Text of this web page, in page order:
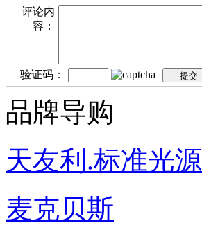
评论内
容：
验证码：
品牌导购
天友利.标准光源
麦克贝斯